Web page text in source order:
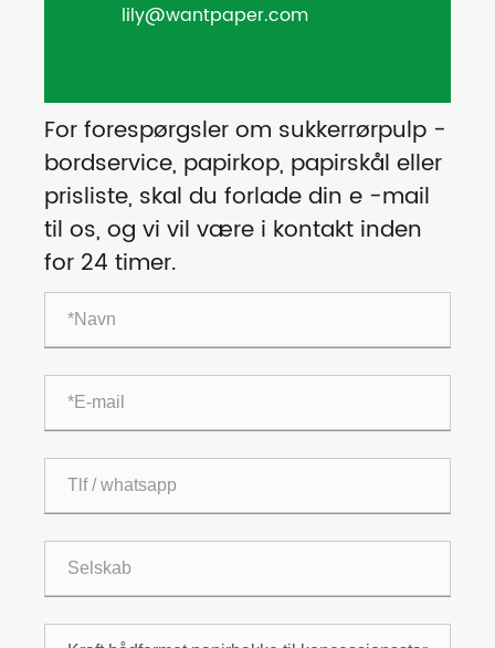
lily@wantpaper.com
For forespørgsler om sukkerrørpulp -
bordservice, papirkop, papirskål eller
prisliste, skal du forlade din e -mail
til os, og vi vil være i kontakt inden
for 24 timer.